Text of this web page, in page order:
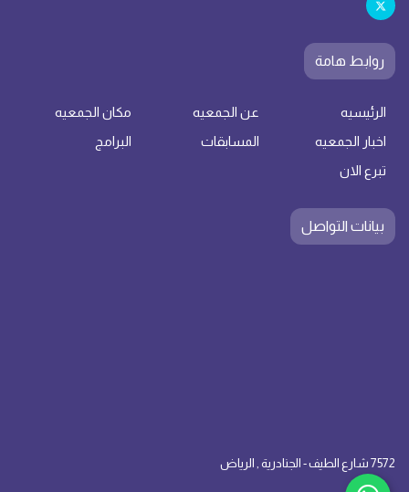
روابط هامة
الرئيسيه عن الجمعيه
مكان الجمعيه
اخبار الجمعيه
المسابقات
البرامج
تبرع الان
بيانات التواصل
7572 شارع الطيف - الجنادرية , الرياض